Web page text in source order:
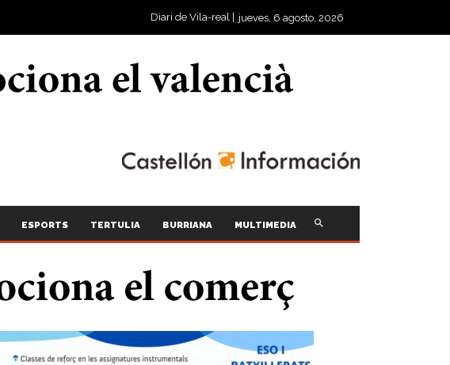
Diari de Vila-real | jueves, 6 agosto, 2026
ESPORTS TERTULIA BURRIANA MULTIMEDIA